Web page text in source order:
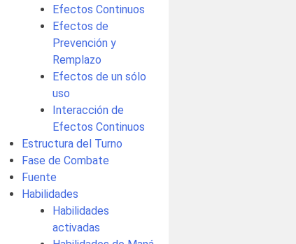
Efectos Continuos
Efectos de
Prevención y
Remplazo
Efectos de un sólo
uso
Interacción de
Efectos Continuos
Estructura del Turno
Fase de Combate
Fuente
Habilidades
Habilidades
activadas